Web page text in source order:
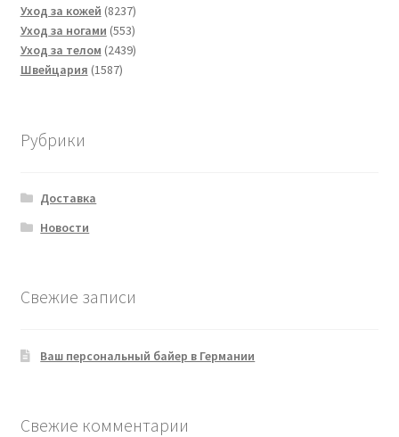
Уход за кожей 82378237
товаров
Уход за ногами 553553
товара
Уход за телом 24392439
Швейцария 15871587
Рубрики
Доставка
Новости
Свежие записи
Ваш персональный байер в Германии
Свежие комментарии